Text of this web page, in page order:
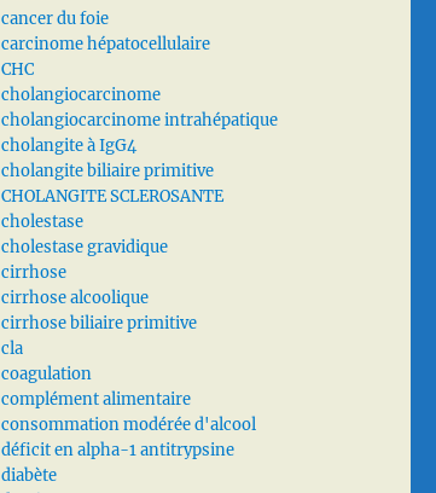
cancer du foie
carcinome hépatocellulaire
CHC
cholangiocarcinome
cholangiocarcinome intrahépatique
cholangite à IgG4
cholangite biliaire primitive
CHOLANGITE SCLEROSANTE
cholestase
cholestase gravidique
cirrhose
cirrhose alcoolique
cirrhose biliaire primitive
cla
coagulation
complément alimentaire
consommation modérée d'alcool
déficit en alpha-1 antitrypsine
diabète